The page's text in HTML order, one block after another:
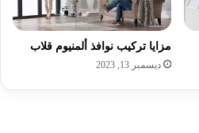
مزايا تركيب نوافذ ألمنيوم قلاب
ديسمبر 13, 2023